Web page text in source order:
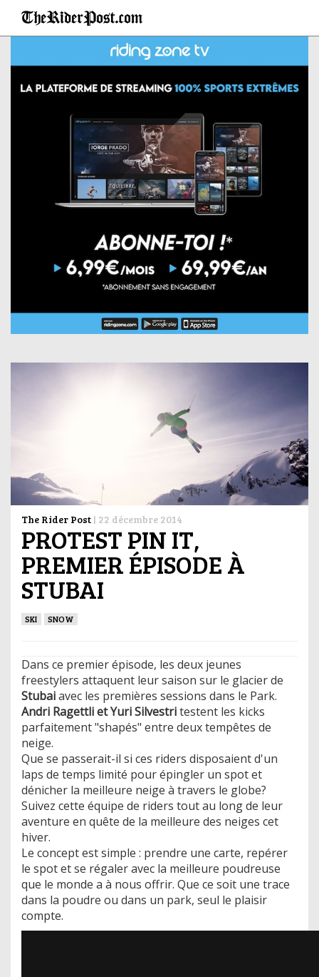
The Rider Post | 22 décembre 2014
PROTEST PIN IT,
PREMIER ÉPISODE À
STUBAI
SKI SNOW
Dans ce premier épisode, les deux jeunes
freestylers attaquent leur saison sur le glacier de
Stubaiavec les premières sessions dans le Park.
Andri Ragettli et Yuri Silvestritestent les kicks
parfaitement "shapés" entre deux tempêtes de
neige.
Que se passerait-il si ces riders disposaient d'un
laps de temps limité pour épingler un spot et
dénicher la meilleure neige à travers le globe?
Suivez cette équipe de riders tout au long de leur
aventure en quête de la meilleure des neiges cet
hiver.
Le concept est simple : prendre une carte, repérer
le spot et se régaler avec la meilleure poudreuse
que le monde a à nous offrir. Que ce soit une trace
dans la poudre ou dans un park, seul le plaisir
compte.